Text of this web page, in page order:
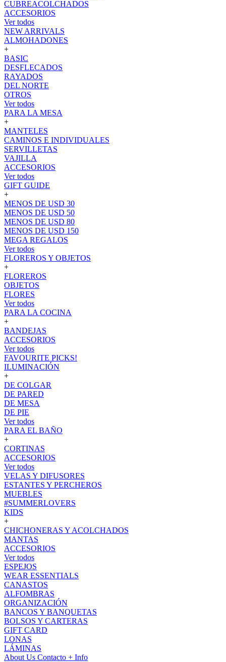
CUBREACOLCHADOS
ACCESORIOS
Ver todos
NEW ARRIVALS
ALMOHADONES
+
BASIC
DESFLECADOS
RAYADOS
DEL NORTE
OTROS
Ver todos
PARA LA MESA
+
MANTELES
CAMINOS E INDIVIDUALES
SERVILLETAS
VAJILLA
ACCESORIOS
Ver todos
GIFT GUIDE
+
MENOS DE USD 30
MENOS DE USD 50
MENOS DE USD 80
MENOS DE USD 150
MEGA REGALOS
Ver todos
FLOREROS Y OBJETOS
+
FLOREROS
OBJETOS
FLORES
Ver todos
PARA LA COCINA
+
BANDEJAS
ACCESORIOS
Ver todos
FAVOURITE PICKS!
ILUMINACIÓN
+
DE COLGAR
DE PARED
DE MESA
DE PIE
Ver todos
PARA EL BAÑO
+
CORTINAS
ACCESORIOS
Ver todos
VELAS Y DIFUSORES
ESTANTES Y PERCHEROS
MUEBLES
#SUMMERLOVERS
KIDS
+
CHICHONERAS Y ACOLCHADOS
MANTAS
ACCESORIOS
Ver todos
ESPEJOS
WEAR ESSENTIALS
CANASTOS
ALFOMBRAS
ORGANIZACIÓN
BANCOS Y BANQUETAS
BOLSOS Y CARTERAS
GIFT CARD
LONAS
LÁMINAS
About Us Contacto + Info